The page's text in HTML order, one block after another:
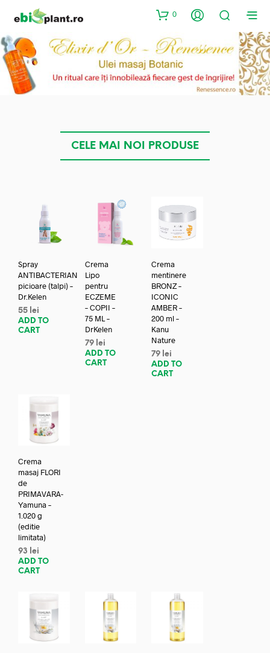
0
CELE MAI NOI PRODUSE
Spray
ANTIBACTERIAN
picioare (talpi) –
Dr.Kelen
55 lei
ADD TO
CART
Crema
Lipo
pentru
ECZEME
– COPII –
75 ML –
DrKelen
79 lei
ADD TO
CART
Crema
mentinere
BRONZ –
ICONIC
AMBER –
200 ml –
Kanu
Nature
79 lei
ADD TO
CART
Crema
masaj FLORI
de
PRIMAVARA-
Yamuna –
1.020 g
(editie
limitata)
93
lei
ADD TO
CART